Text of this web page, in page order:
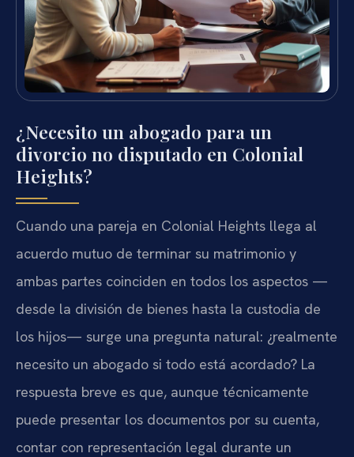
¿Necesito un abogado para un
divorcio no disputado en Colonial
Heights?
Cuando una pareja en Colonial Heights llega al
acuerdo mutuo de terminar su matrimonio y
ambas partes coinciden en todos los aspectos —
desde la división de bienes hasta la custodia de
los hijos— surge una pregunta natural: ¿realmente
necesito un abogado si todo está acordado? La
respuesta breve es que, aunque técnicamente
puede presentar los documentos por su cuenta,
contar con representación legal durante un